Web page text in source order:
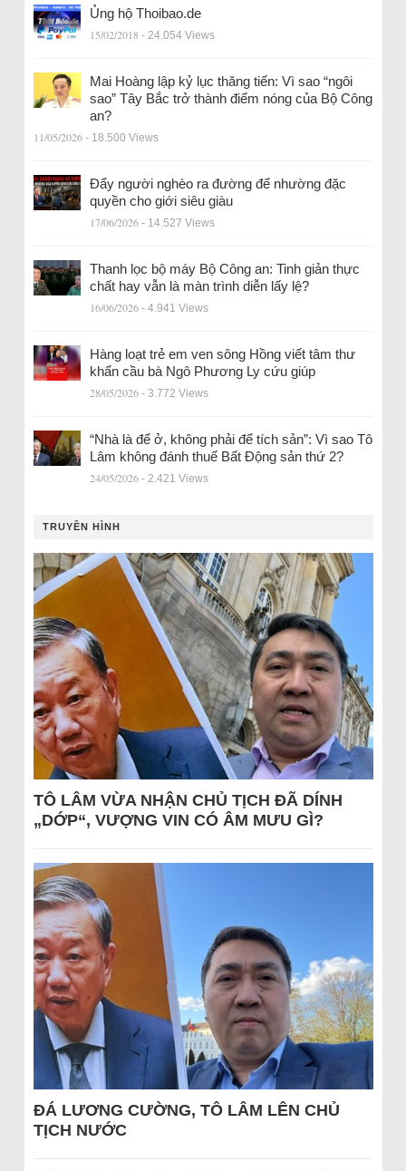
Ủng hộ Thoibao.de
15/02/2018 - 24.054 Views
Mai Hoàng lập kỷ lục thăng tiến: Vì sao “ngôi
sao” Tây Bắc trở thành điểm nóng của Bộ Công
an?
11/05/2026 - 18.500 Views
Đẩy người nghèo ra đường để nhường đặc
quyền cho giới siêu giàu
17/06/2026 - 14.527 Views
Thanh lọc bộ máy Bộ Công an: Tinh giản thực
chất hay vẫn là màn trình diễn lấy lệ?
16/06/2026 - 4.941 Views
Hàng loạt trẻ em ven sông Hồng viết tâm thư
khẩn cầu bà Ngô Phương Ly cứu giúp
28/05/2026 - 3.772 Views
“Nhà là để ở, không phải để tích sản”: Vì sao Tô
Lâm không đánh thuế Bất Động sản thứ 2?
24/05/2026 - 2.421 Views
TRUYỀN HÌNH
TÔ LÂM VỪA NHẬN CHỦ TỊCH ĐÃ DÍNH
„DỚP“, VƯỢNG VIN CÓ ÂM MƯU GÌ?
ĐÁ LƯƠNG CƯỜNG, TÔ LÂM LÊN CHỦ
TỊCH NƯỚC